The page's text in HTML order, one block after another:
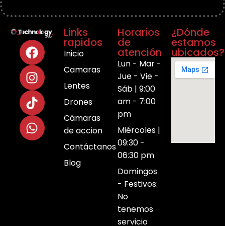
Links
rapidos
Inicio
Camaras
Lentes
Drones
Cámaras
de accion
Contáctanos
Blog
Horarios
de
atención
Lun - Mar -
Jue - Vie -
Sáb | 9:00
am - 7:00
pm
Miércoles |
09:30 -
06:30 pm
Domingos
- Festivos:
No
tenemos
servicio
¿Dónde
estamos
ubicados?